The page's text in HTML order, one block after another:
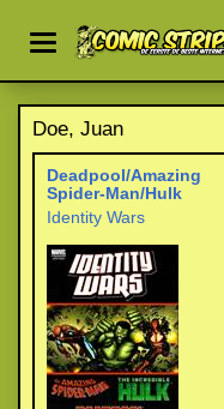
Doe, Juan
Deadpool/Amazing
Spider-Man/Hulk
Identity Wars